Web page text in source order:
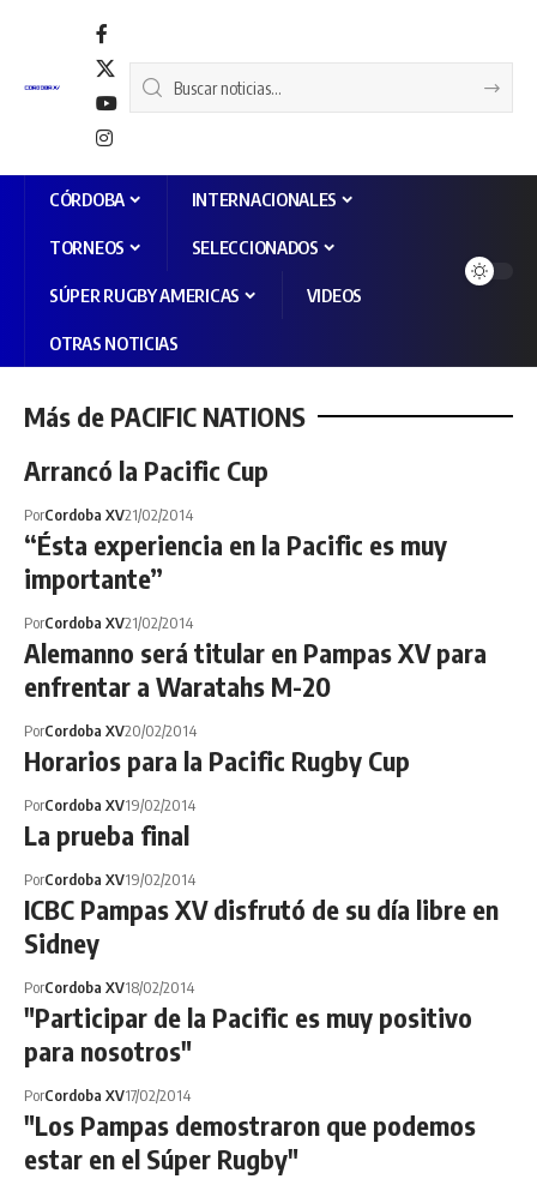
CÓRDOBA INTERNACIONALES
TORNEOS SELECCIONADOS
SÚPER RUGBY AMERICAS VIDEOS
OTRAS NOTICIAS
Más de PACIFIC NATIONS
Arrancó la Pacific Cup
PorCordoba XV21/02/2014
“Ésta experiencia en la Pacific es muy
importante”
PorCordoba XV21/02/2014
Alemanno será titular en Pampas XV para
enfrentar a Waratahs M-20
PorCordoba XV20/02/2014
Horarios para la Pacific Rugby Cup
PorCordoba XV19/02/2014
La prueba final
PorCordoba XV19/02/2014
ICBC Pampas XV disfrutó de su día libre en
Sidney
PorCordoba XV18/02/2014
"Participar de la Pacific es muy positivo
para nosotros"
PorCordoba XV17/02/2014
"Los Pampas demostraron que podemos
estar en el Súper Rugby"